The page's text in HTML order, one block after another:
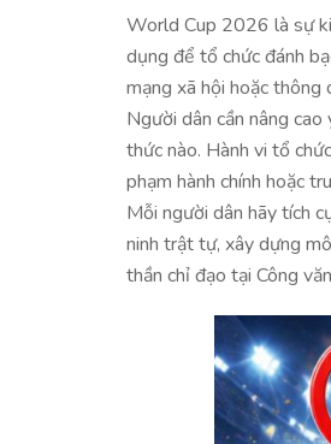
World Cup 2026 là sự
dụng để tổ chức đánh
mạng xã hội hoặc thông
Người dân cần nâng
thức nào. Hành vi tổ
phạm hành chính hoặc
Mỗi người dân hãy tích
ninh trật tự, xây dựng
thần chỉ đạo tại Công